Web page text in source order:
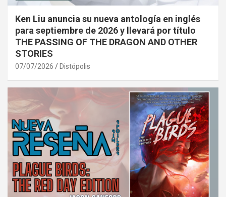
Ken Liu anuncia su nueva antología en inglés
para septiembre de 2026 y llevará por título
THE PASSING OF THE DRAGON AND OTHER
STORIES
07/07/2026 Distópolis